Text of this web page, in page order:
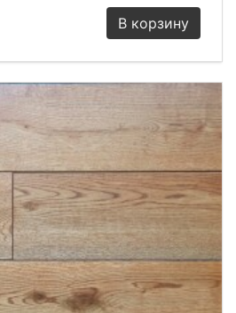
В корзину